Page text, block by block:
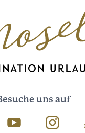
uns auf
Youtube Instagram